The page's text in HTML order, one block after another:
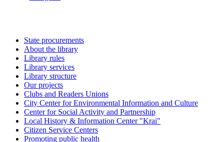
State procurements
About the library
Library rules
Library services
Library structure
Our projects
Clubs and Readers Unions
City Center for Environmental Information and Culture
Center for Social Activity and Partnership
Local History & Information Center "Krai"
Citizen Service Centers
Promoting public health